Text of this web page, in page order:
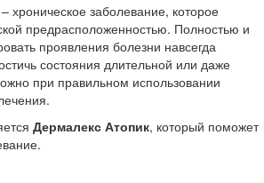
хроническое заболевание, которое
предрасположенностью. Полностью и
проявления болезни навсегда
состояния длительной или даже
при правильном использовании
Дермалекс Атопик, который поможет